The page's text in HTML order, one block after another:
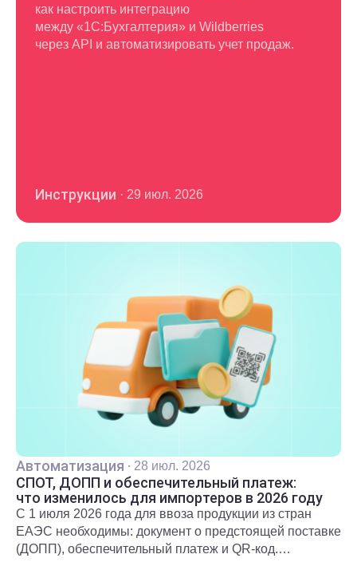
как настроить интеграцию
между «1С:Бухгалтерия» и Wildberries
через API и автоматизировать учет продаж.
Инструкции · 29 июл. 2026
Автоматизация · 28 июл. 2026
СПОТ, ДОПП и обеспечительный платеж:
что изменилось для импортеров в 2026 году
С 1 июля 2026 года для ввоза продукции из стран
ЕАЭС необходимы: документ о предстоящей поставке
(ДОПП), обеспечительный платеж и QR-код.